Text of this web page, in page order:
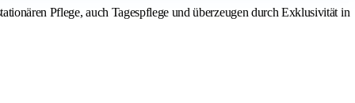
Pflege, auch Tagespflege und überzeugen durch Exklusivität in